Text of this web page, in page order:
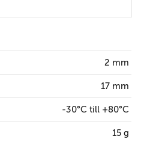
2 mm
17 mm
-30°C till +80°C
15 g